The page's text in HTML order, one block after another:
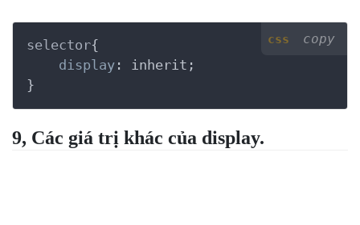
css copy
selector{
display: inherit
}
9, Các giá trị khác của display.